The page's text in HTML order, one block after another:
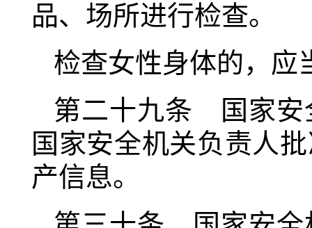
品、场所进行检查。
检查女性身体的，应
第二十九条 国家安
国家安全机关负责人
产信息。